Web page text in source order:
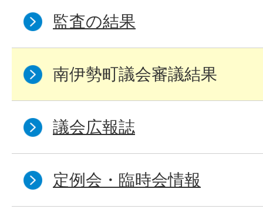
監査の結果
南伊勢町議会審議結果
議会広報誌
定例会・臨時会情報